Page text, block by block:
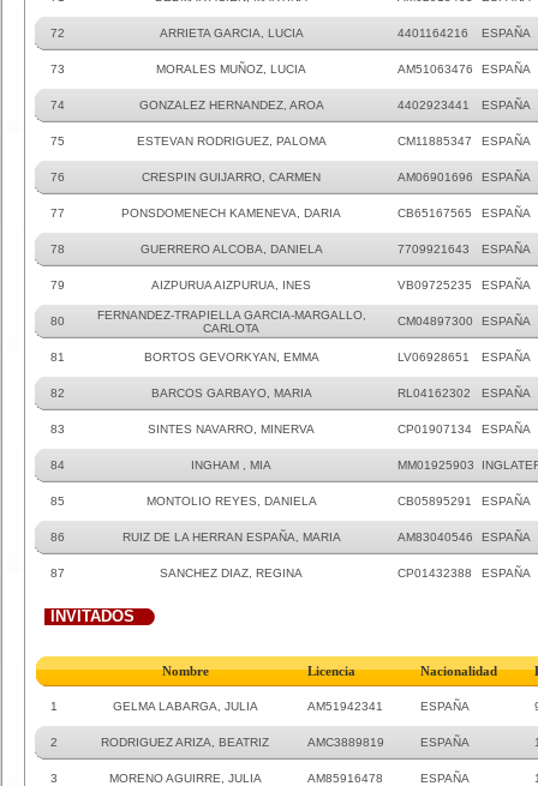
72 ARRIETA GARCIA, LUCIA 4401164216 ESPAÑA
73 MORALES MUÑOZ, LUCIA AM51063476 ESPAÑA
74 GONZALEZ HERNANDEZ, AROA 4402923441 ESPAÑA
75 ESTEVAN RODRIGUEZ, PALOMA CM11885347 ESPAÑA
76 CRESPIN GUIJARRO, CARMEN AM06901696 ESPAÑA
77 PONSDOMENECH KAMENEVA, DARIA CB65167565 ESPAÑA
78 GUERRERO ALCOBA, DANIELA 7709921643 ESPAÑA
79 AIZPURUA AIZPURUA, INES VB09725235 ESPAÑA
80
FERNANDEZ-TRAPIELLA GARCIA-MARGALLO,
CARLOTA
CM04897300 ESPAÑA
81 BORTOS GEVORKYAN, EMMA LV06928651 ESPAÑA
82 BARCOS GARBAYO, MARIA RL04162302 ESPAÑA
83 SINTES NAVARRO, MINERVA CP01907134 ESPAÑA
84 INGHAM , MIA MM01925903
85 MONTOLIO REYES, DANIELA CB05895291 ESPAÑA
86 RUIZ DE LA HERRAN ESPAÑA, MARIA AM83040546 ESPAÑA
87 SANCHEZ DIAZ, REGINA CP01432388 ESPAÑA
INVITADOS
Nombre Licencia Nacionalidad
1 GELMA LABARGA, JULIA AM51942341 ESPAÑA
2 RODRIGUEZ ARIZA, BEATRIZ AMC3889819 ESPAÑA
3 MORENO AGUIRRE, JULIA AM85916478 ESPAÑA